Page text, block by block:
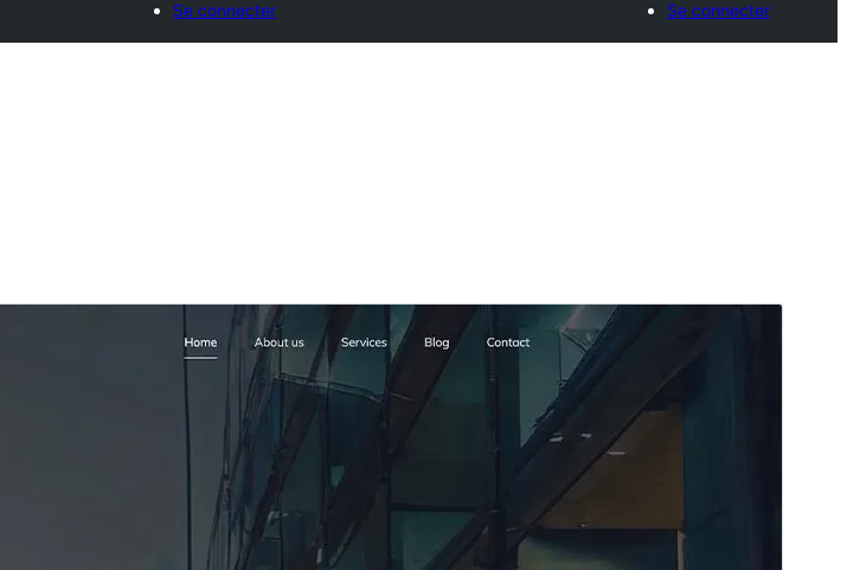
Se connecter
Se connecter
Télécharger
Version
Dernière mise à jour
Version PHP
Page d’accueil du thème